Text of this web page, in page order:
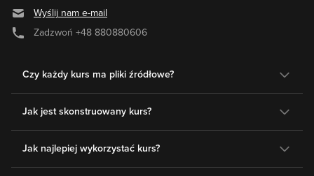
Wyślij nam e-mail
Zadzwoń +48 880880606
Czy każdy kurs ma pliki źródłowe?
Jak jest skonstruowany kurs?
Jak najlepiej wykorzystać kurs?